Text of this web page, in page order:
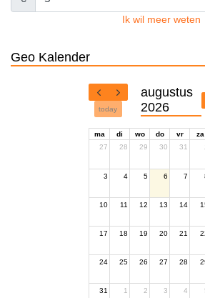
Ik wil meer weten
Geo Kalender
today
augustus
2026
ma di wo do vr za
27
28 29 30 31
3 4 5 6 7
10 11 12 13 14
17 18 19 20 21
24 25 26 27 28
31 1 2 3 4